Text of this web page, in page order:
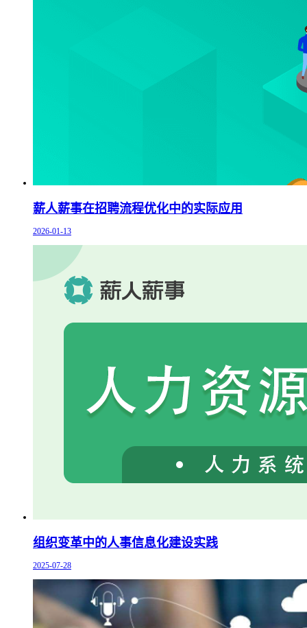
薪人薪事在招聘流程优化中的实际应用
2026-01-13
组织变革中的人事信息化建设实践
2025-07-28